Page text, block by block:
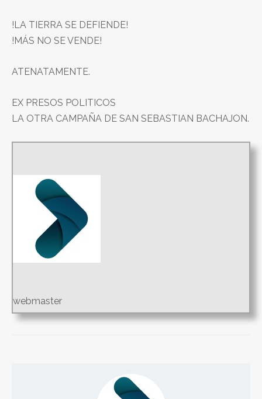
!LA TIERRA SE DEFIENDE!
!MÁS NO SE VENDE!
ATENATAMENTE.
EX PRESOS POLITICOS
LA OTRA CAMPAÑA DE SAN SEBASTIAN BACHAJON.
webmaster